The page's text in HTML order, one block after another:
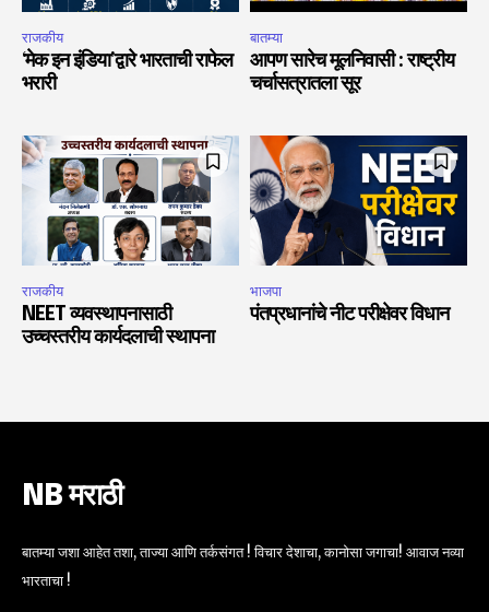
राजकीय
‘मेक इन इंडिया’द्वारे भारताची राफेल
भरारी
बातम्या
आपण सारेच मूलनिवासी : राष्ट्रीय
चर्चासत्रातला सूर
राजकीय
NEET व्यवस्थापनासाठी
उच्चस्तरीय कार्यदलाची स्थापना
भाजपा
पंतप्रधानांचे नीट परीक्षेवर विधान
NB मराठी
बातम्या जशा आहेत तशा, ताज्या आणि तर्कसंगत ! विचार देशाचा, कानोसा जगाचा! आवाज नव्या
भारताचा !